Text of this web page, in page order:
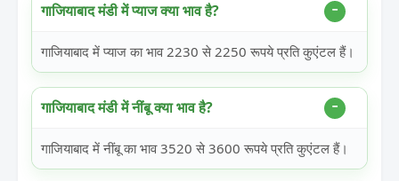
गाजियाबाद मंडी में प्याज क्या भाव है?
गाजियाबाद में प्याज का भाव 2230 से 2250 रूपये प्रति कुएंटल हैं।
गाजियाबाद मंडी में नींबू क्या भाव है?
गाजियाबाद में नींबू का भाव 3520 से 3600 रूपये प्रति कुएंटल हैं।